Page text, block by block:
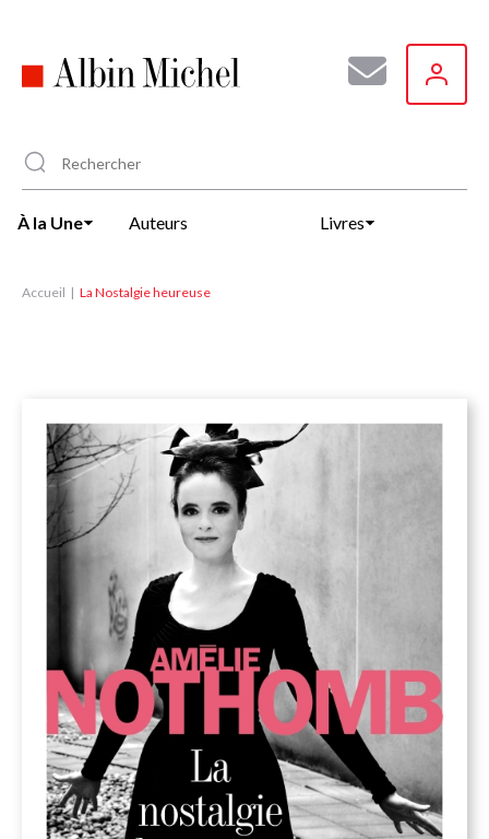
principal
À la Une Auteurs Livres
Accueil La Nostalgie heureuse